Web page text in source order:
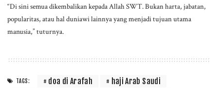
“Di sini semua dikembalikan kepada Allah SWT. Bukan harta, jabatan,
popularitas, atau hal duniawi lainnya yang menjadi tujuan utama
manusia,” tuturnya.
TAGS: doa di Arafah
haji Arab Saudi